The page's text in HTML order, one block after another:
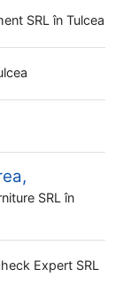
SRL în Tulcea
SRL în
Expert SRL